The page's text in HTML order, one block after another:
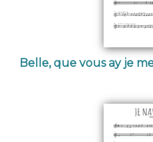
Belle, que vous ay je